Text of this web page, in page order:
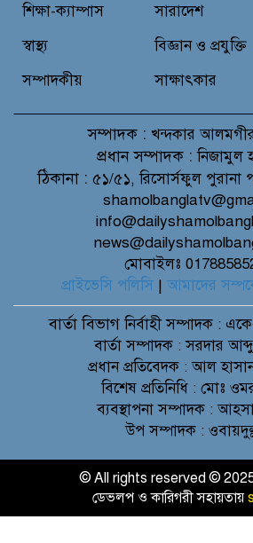
শিক্ষা-ক্যাম্পাস
স্বাস্থ্য
সম্পাদকীয়
সারাদেশ
বিজ্ঞান ও প্রযুক্তি
সাক্ষাৎকার
সম্পাদক : খন্দকার
প্রধান সম্পাদক : নিজামুল
ঠিকানা : ৫১/৫১, রিসোর্সফুল পুরানা
মোবাইলঃ
প্রাইভেসি পলিসি | আমাদের
বার্তা বিভাগনির্বাহী সম্পাদক :
বার্তা সম্পাদক : সরদার
প্রধান প্রতিবেদক : আল
বিশেষ প্রতিনিধি : মোঃ
ব্যবস্থাপনা সম্পাদক :
উপ সম্পাদক :
© All rights reserved ©
ডেভলপ ও কারিগরী সহায়তায়